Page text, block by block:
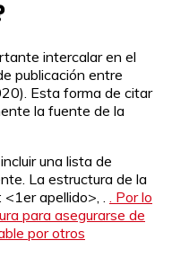
intercalar en el
publicación entre
Esta forma de citar
la fuente de la
una lista de
La estructura de la
apellido>, .
. Por lo
para asegurarse de
por otros